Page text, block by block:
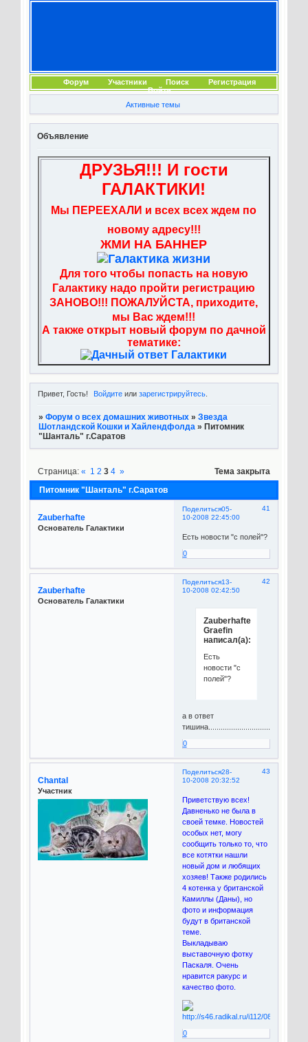
Форум Участники Поиск
Регистрация
Войти
Активные темы
Объявление
ДРУЗЬЯ!!! И гости
ГАЛАКТИКИ!
Мы ПЕРЕЕХАЛИ и всех всех ждем по
новому адресу!!!
ЖМИ НА БАННЕР
Для того чтобы попасть на новую
Галактику надо пройти регистрацию
ЗАНОВО!!! ПОЖАЛУЙСТА, приходите,
мы Вас ждем!!!
А также открыт новый форум по дачной
тематике:
Привет, Гость! Войдите илизарегистрируйтесь
» Форум о всех домашних животных » Звезда
Шотландской Кошки и Хайлендфолда » Питомник
"Шанталь" г.Саратов
Питомник "Шанталь" г.Саратов
Страница: « 1 2 3 4 » Тема закрыта
Поделиться 41
05-
10-2008 22:45:00
Zauberhafte
Основатель Галактики
Есть новости "с полей"?
0
Поделиться 42
13-
10-2008 02:42:50
Zauberhafte
Основатель Галактики
Zauberhafte
Graefin
написал(а):
Есть
новости "с
полей"?
а в ответ
тишина...............................
0
Поделиться 43
28-
10-2008 20:32:52
Chantal
Участник
Приветствую всех!
Давненько не была в
своей темке. Новостей
особых нет, могу
сообщить только то, что
все котятки нашли
новый дом и любящих
хозяев! Также родились
4 котенка у британской
Камиллы (Даны), но
фото и информация
будут в британской
теме.
Выкладываю
выставочную фотку
Паскаля. Очень
нравится ракурс и
качество фото.
0